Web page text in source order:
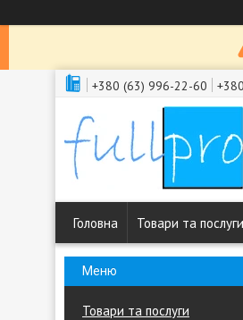
+380 (63) 996-22-60
Головна Товари та послуги
Товари та послуги